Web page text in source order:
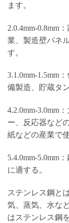
ます。
2.0.4mm-0.8mm
業、製造壁パネ
す。
3.1.0mm-1.5mm
備製造、貯蔵タ
4.2.0mm-3.0mm
ー、反応器など
紙などの産業で
5.4.0mm-5.0mm
に適する。
ステンレス鋼と
気、蒸気、水な
はステンレス鋼